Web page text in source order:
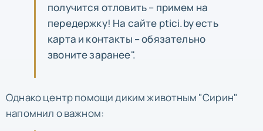
получится отловить – примем на
передержку! На сайте ptici.by есть
карта и контакты – обязательно
звоните заранее".
Однако центр помощи диким животным "Сирин"
напомнил о важном: